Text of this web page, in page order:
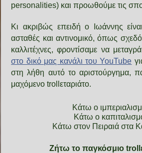
personalities) και προωθούμε τις
Κι ακριβώς επειδή ο Ιωάννης
ασταθές και αντινομικό, όπως
καλλιτέχνες, φροντίσαμε να
στο δικό μας κανάλι του YouTube
στη λήθη αυτό το αριστούργημα,
μαχόμενο trollεταριάτο.
Κάτω ο
Κάτω ο
Κάτω στον Πειραιά στα
Ζήτω το παγκόσμιο